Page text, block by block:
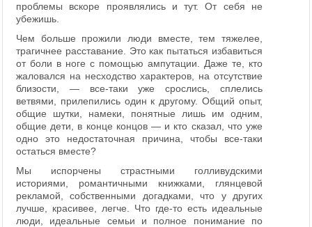
проблемы вскоре проявлялись и тут. От себя не
убежишь.
Чем больше прожили люди вместе, тем тяжелее,
трагичнее расставание. Это как пытаться избавиться
от боли в ноге с помощью ампутации. Даже те, кто
жаловался на несходство характеров, на отсутствие
близости, — все-таки уже срослись, сплелись
ветвями, прилепились один к другому. Общий опыт,
общие шутки, намеки, понятные лишь им одним,
общие дети, в конце концов — и кто сказал, что уже
одно это недостаточная причина, чтобы все-таки
остаться вместе?
Мы испорчены страстными голливудскими
историями, романтичными книжками, глянцевой
рекламой, собственными догадками, что у других
лучше, красивее, легче. Что где-то есть идеальные
люди, идеальные семьи и полное понимание по